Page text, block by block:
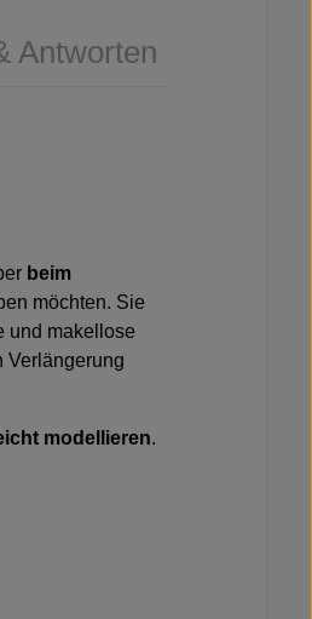
Antworten
beim
möchten. Sie
und makellose
Verlängerung
modellieren.